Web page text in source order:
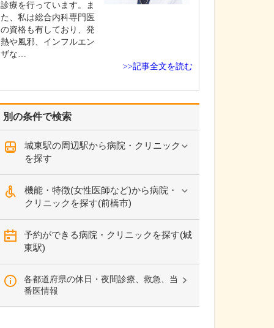
別の条件で検索
城東駅の周辺駅から病院・クリニック
を探す
機能・特徴(女性医師など)から病院・
クリニックを探す(前橋市)
予約ができる病院・クリニックを探す(城
東駅)
各都道府県の休日・夜間診療、救急、当
番医情報
診療を行っています。ま
た、私は総合内科専門医
の資格も有しており、発
熱や風邪、インフルエン
ザな…
>>記事全文を読む